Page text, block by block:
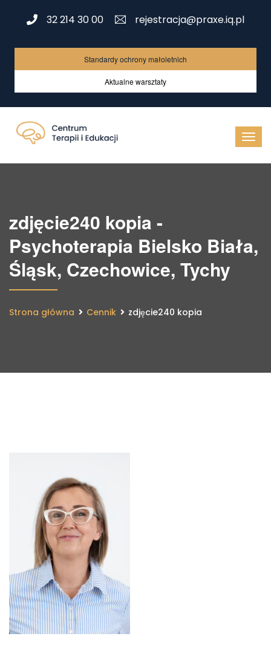
32 214 30 00 rejestracja@praxe.iq.pl
Standardy ochrony małoletnich
Aktualne warsztaty
zdjęcie240 kopia -
Psychoterapia Bielsko Biała,
Śląsk, Czechowice, Tychy
Strona główna Cennik zdjęcie240 kopia